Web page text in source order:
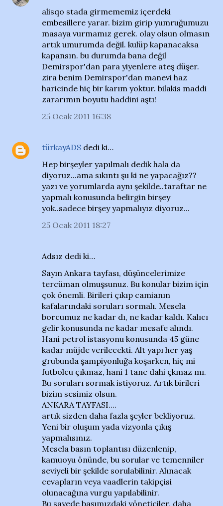
alisqo stada girmememiz içerdeki
embesillere yarar. bizim girip yumruğumuzu
masaya vurmamız gerek. olay olsun olmasın
artık umurumda değil. kulüp kapanacaksa
kapansın. bu durumda bana değil
Demirspor'dan para yiyenlere ateş düşer.
zira benim Demirspor'dan manevi haz
haricinde hiç bir karım yoktur. bilakis maddi
zararımın boyutu haddini aştı!
25 Ocak 2011 16:38
türkayADS dedi ki…
Hep birşeyler yapılmalı dedik hala da
diyoruz...ama sıkıntı şu ki ne yapacağız??
yazı ve yorumlarda aynı şekilde..taraftar ne
yapmalı konusunda belirgin birşey
yok..sadece birşey yapmalıyız diyoruz...
25 Ocak 2011 18:27
Adsız dedi ki…
Sayın Ankara tayfası, düşüncelerimize
tercüman olmuşsunuz. Bu konular bizim için
çok önemli. Birileri çıkıp camianın
kafalarındaki soruları sormalı. Mesela
borcumuz ne kadar dı, ne kadar kaldı. Kalıcı
gelir konusunda ne kadar mesafe alındı.
Hani petrol istasyonu konusunda 45 güne
kadar müjde verilecekti. Alt yapı her yaş
grubunda şampiyonluğa koşarken, hiç mi
futbolcu çıkmaz, hani 1 tane dahi çkmaz mı.
Bu soruları sormak istiyoruz. Artık birileri
bizim sesimiz olsun.
ANKARA TAYFASI....
artık sizden daha fazla şeyler bekliyoruz.
Yeni bir oluşum yada vizyonla çıkış
yapmalısınız.
Mesela basın toplantısı düzenlenip,
kamuoyu önünde, bu sorular ve temenniler
seviyeli bir şekilde sorulabilinir. Alınacak
cevapların veya vaadlerin takipçisi
olunacağına vurgu yapılabilinir.
Bu sayede başımızdaki yöneticiler, daha